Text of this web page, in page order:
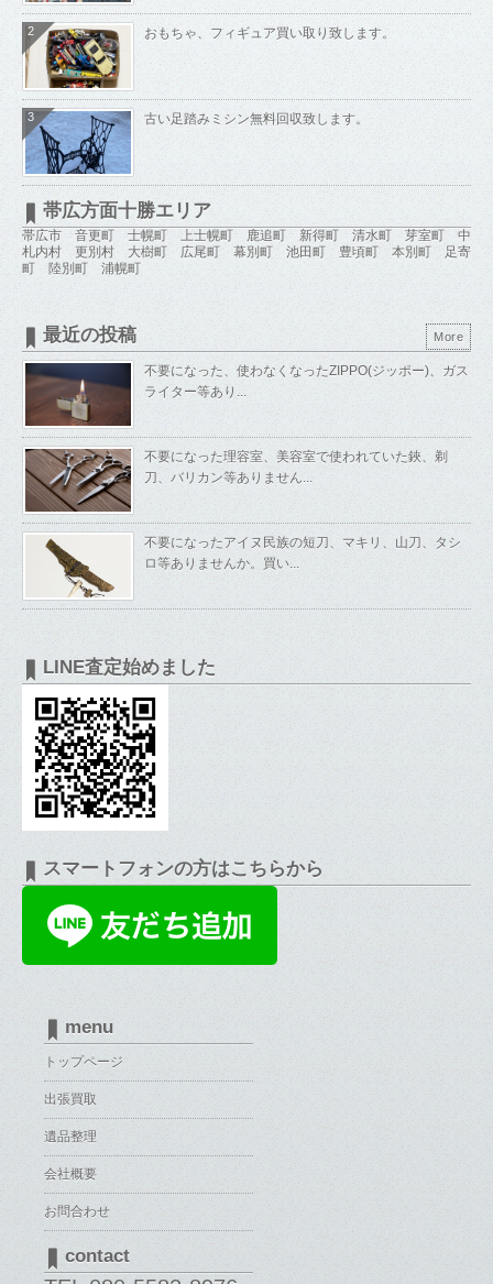
おもちゃ、フィギュア買い取り致します。
2
古い足踏みミシン無料回収致します。
3
帯広方面十勝エリア
帯広市 音更町 士幌町 上士幌町 鹿追町 新得町 清水町 芽室町 中
札内村 更別村 大樹町 広尾町 幕別町 池田町 豊頃町 本別町 足寄
町 陸別町 浦幌町
最近の投稿
不要になった、使わなくなったZIPPO(ジッポー)、ガス
ライター等あり...
不要になった理容室、美容室で使われていた鋏、剃
刀、バリカン等ありません...
不要になったアイヌ民族の短刀、マキリ、山刀、タシ
ロ等ありませんか。買い...
More
LINE査定始めました
スマートフォンの方はこちらから
menu
トップページ
出張買取
遺品整理
会社概要
お問合わせ
contact